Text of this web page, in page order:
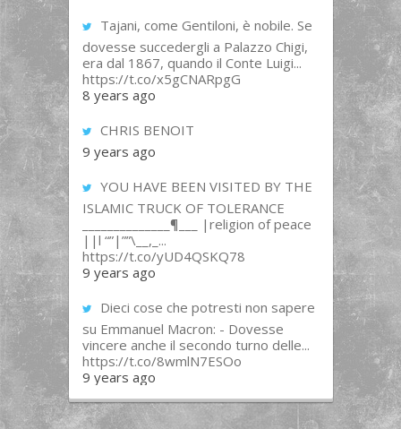
Tajani, come Gentiloni, è nobile. Se
dovesse succedergli a Palazzo Chigi,
era dal 1867, quando il Conte Luigi...
https://t.co/x5gCNARpgG
8 years ago
CHRIS BENOIT
9 years ago
YOU HAVE BEEN VISITED BY THE
ISLAMIC TRUCK OF TOLERANCE
______________¶___ |religion of peace
||l “”|””\__,_...
https://t.co/yUD4QSKQ78
9 years ago
Dieci cose che potresti non sapere
su Emmanuel Macron: - Dovesse
vincere anche il secondo turno delle...
https://t.co/8wmlN7ESOo
9 years ago